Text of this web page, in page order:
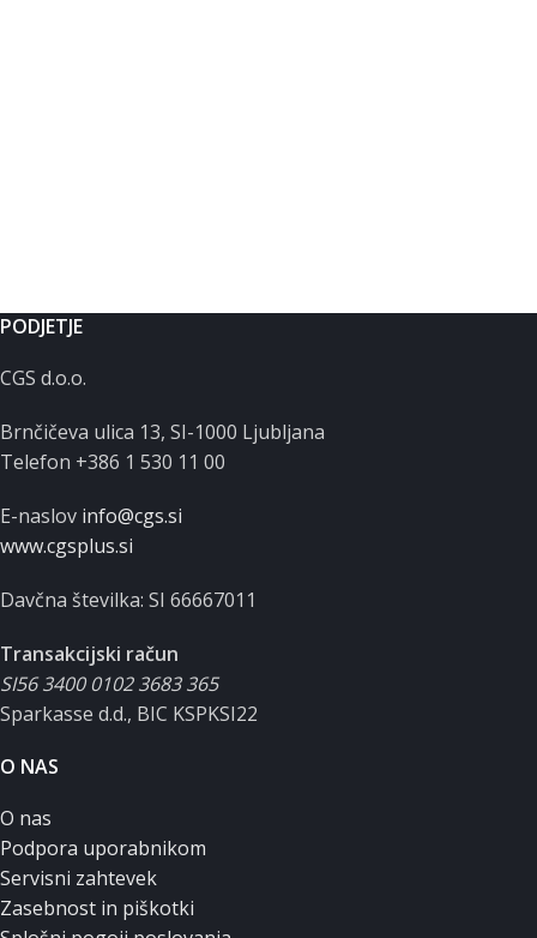
PODJETJE
CGS d.o.o.
Brnčičeva ulica 13, SI-1000 Ljubljana
Telefon +386 1 530 11 00
E-naslov info@cgs.si
www.cgsplus.si
Davčna številka: SI 66667011
Transakcijski račun
SI56 3400 0102 3683 365
Sparkasse d.d., BIC KSPKSI22
O NAS
O nas
Podpora uporabnikom
Servisni zahtevek
Zasebnost in piškotki